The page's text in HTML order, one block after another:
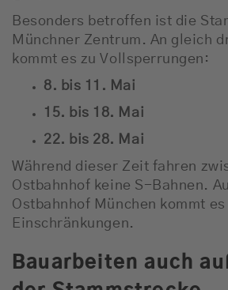
Besonders betroffen ist die
Münchner Zentrum. An gleich
kommt es zu Vollsperrungen:
8. bis 11. Mai
15. bis 18. Mai
22. bis 28. Mai
Während dieser Zeit fahren
Ostbahnhof keine S-Bahnen.
Ostbahnhof München kommt es
Einschränkungen.
Bauarbeiten auch